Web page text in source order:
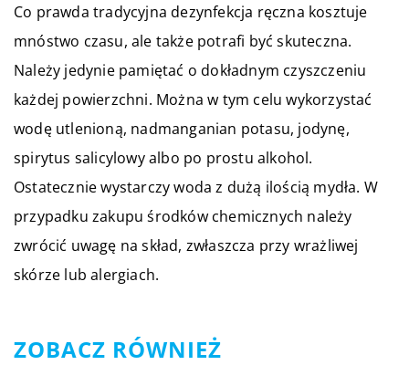
Co prawda tradycyjna dezynfekcja ręczna kosztuje
mnóstwo czasu, ale także potrafi być skuteczna.
Należy jedynie pamiętać o dokładnym czyszczeniu
każdej powierzchni. Można w tym celu wykorzystać
wodę utlenioną, nadmanganian potasu, jodynę,
spirytus salicylowy albo po prostu alkohol.
Ostatecznie wystarczy woda z dużą ilością mydła. W
przypadku zakupu środków chemicznych należy
zwrócić uwagę na skład, zwłaszcza przy wrażliwej
skórze lub alergiach.
ZOBACZ RÓWNIEŻ